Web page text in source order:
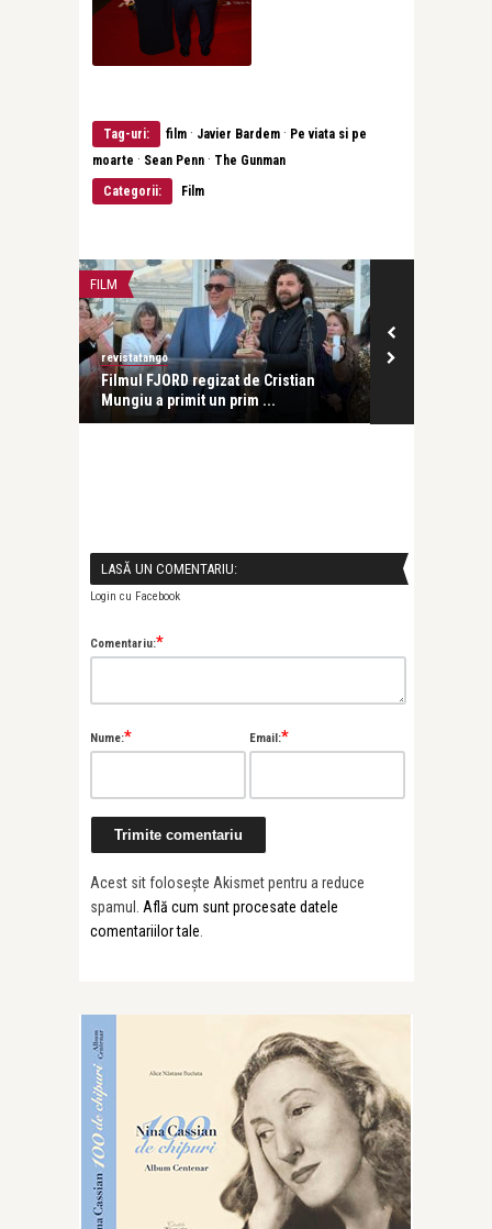
Tag-uri: film · Javier Bardem · Pe viata si pe
moarte · Sean Penn · The Gunman
Categorii:
Film
FILM
revistatango
Filmul FJORD regizat de Cristian
Mungiu a primit un prim ...
LASĂ UN COMENTARIU:
Login cu Facebook
Comentariu:*
Nume:* Email:*
Acest sit folosește Akismet pentru a reduce
spamul. Află cum sunt procesate datele
comentariilor tale